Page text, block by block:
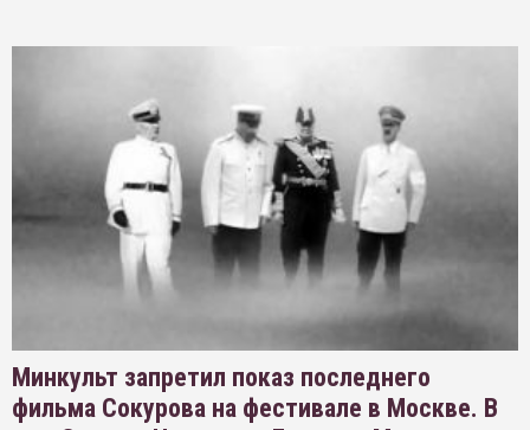
Минкульт запретил показ последнего
фильма Сокурова на фестивале в Москве. В